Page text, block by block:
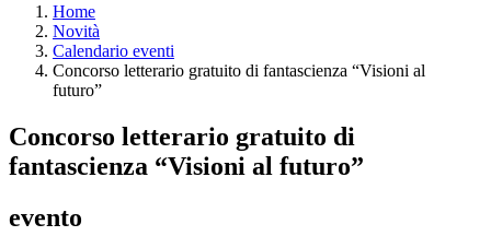
Home
Novità
Calendario eventi
Concorso letterario gratuito di fantascienza “Visioni al
futuro”
Concorso letterario gratuito di
fantascienza “Visioni al futuro”
evento